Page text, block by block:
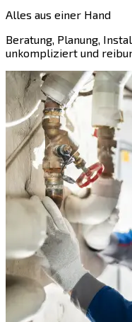
Alles aus einer Hand
Beratung, Planung,
unkompliziert und